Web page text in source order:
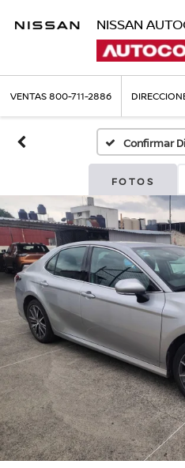
NISSAN
VENTAS800-711-2886
Confirmar
FOTOS